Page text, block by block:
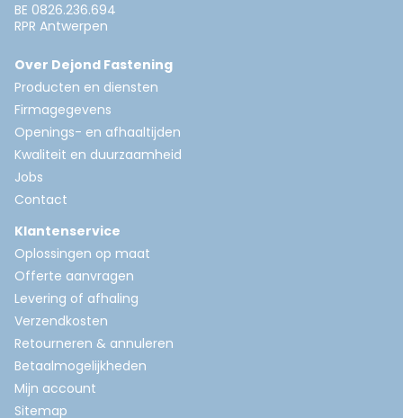
BE 0826.236.694
RPR Antwerpen
Over Dejond Fastening
Producten en diensten
Firmagegevens
Openings- en afhaaltijden
Kwaliteit en duurzaamheid
Jobs
Contact
Klantenservice
Oplossingen op maat
Offerte aanvragen
Levering of afhaling
Verzendkosten
Retourneren & annuleren
Betaalmogelijkheden
Mijn account
Sitemap